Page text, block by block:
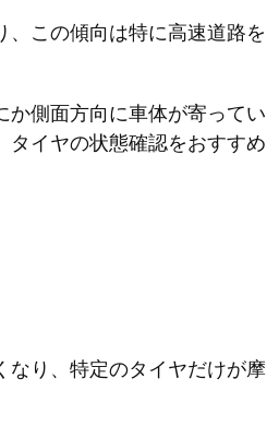
この傾向は特に高速道路を
か側面方向に車体が寄ってい
タイヤの状態確認をおすすめ
なり、特定のタイヤだけが摩